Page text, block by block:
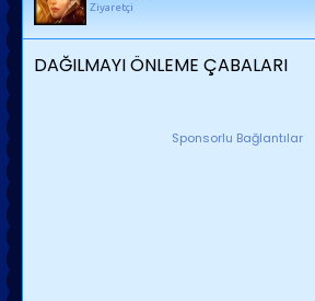
Ziyaretçi
DAĞILMAYI ÖNLEME ÇABALARI
Sponsorlu Bağlantılar